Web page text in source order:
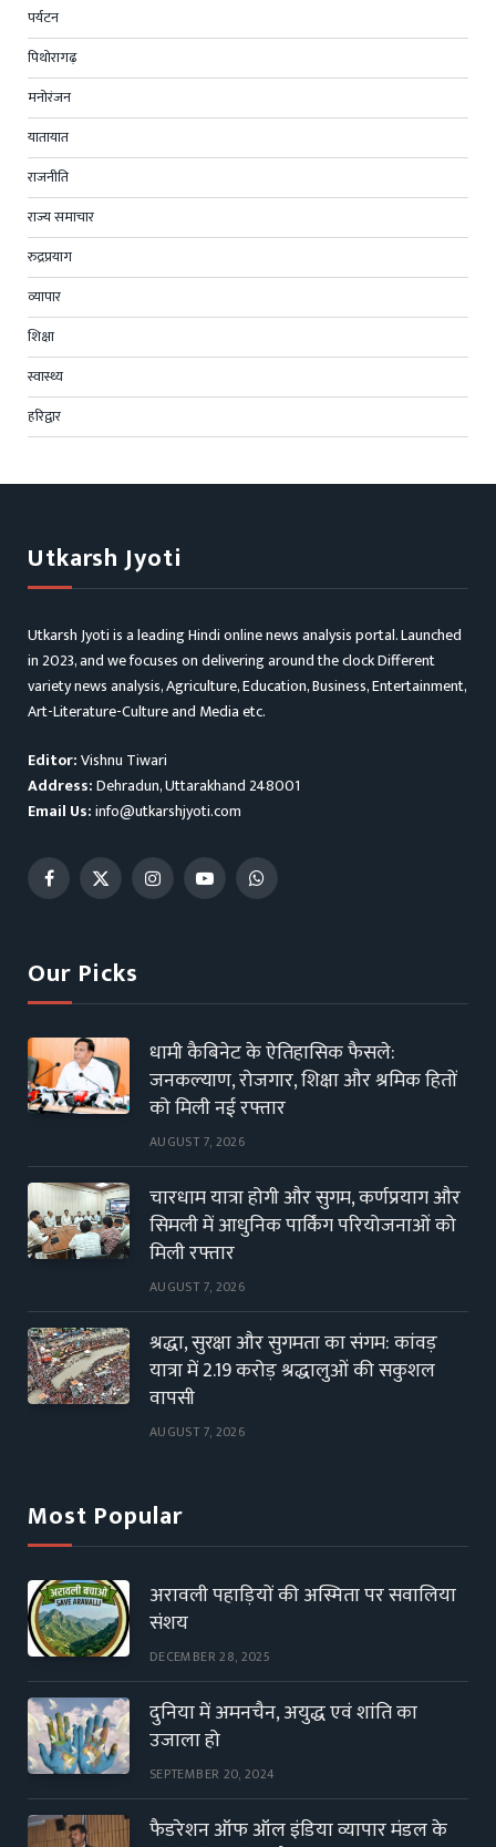
पर्यटन
पिथोरागढ़
मनोरंजन
यातायात
राजनीति
राज्य समाचार
रुद्रप्रयाग
व्यापार
शिक्षा
स्वास्थ्य
हरिद्वार
Utkarsh Jyoti
Utkarsh Jyoti is a leading Hindi online news analysis portal. Launched
in 2023, and we focuses on delivering around the clock Different
variety news analysis, Agriculture, Education, Business, Entertainment,
Art-Literature-Culture and Media etc.
Editor:Vishnu Tiwari
Address:Dehradun, Uttarakhand 248001
Email Us:info@utkarshjyoti.com
Facebook
X
InstagramYouTubeWhatsApp
Our Picks
धामी कैबिनेट के ऐतिहासिक फैसले:
जनकल्याण, रोजगार, शिक्षा और श्रमिक हितों
को मिली नई रफ्तार
AUGUST 7, 2026
चारधाम यात्रा होगी और सुगम, कर्णप्रयाग और
सिमली में आधुनिक पार्किंग परियोजनाओं को
मिली रफ्तार
AUGUST 7, 2026
श्रद्धा, सुरक्षा और सुगमता का संगम: कांवड़
यात्रा में 2.19 करोड़ श्रद्धालुओं की सकुशल
वापसी
AUGUST 7, 2026
Most Popular
अरावली पहाड़ियों की अस्मिता पर सवालिया
संशय
DECEMBER 28, 2025
दुनिया में अमनचैन, अयुद्ध एवं शांति का
उजाला हो
SEPTEMBER 20, 2024
फैडरेशन ऑफ ऑल इंडिया व्यापार मंडल के